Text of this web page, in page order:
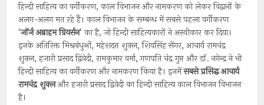
हिन्दी साहित्य का वर्गीकरण, काल विभाजन और नामकरण को लेकर विद्वानों के
अलग-अलग मत रहे हैं। काल विभाजन के सम्बन्ध में सबसे पहला वर्गीकरण
‘जॉर्ज अब्राहम ग्रियर्सन‘ का है, जो हिन्दी साहित्यकारों ने अस्वीकार कर दिया।
इनके अतिरिक्त मिश्रबंधुओं, महेशदत्त शुक्ल, शिवसिंह सेंगर, आचार्य रामचंद्र
शुक्ल, हजारी प्रसाद द्विवेदी, रामकुमार वर्मा, गणपति चंद्र गुप्त और डॉ. नगेन्द्र ने भी
हिन्दी साहित्य का वर्गीकरण और नामकरण किया है। इनमेंसबसे प्रसिद्ध आचार्य
रामचंद्र शुक्लऔर हजारी प्रसाद द्विवेदी का हिन्दी साहित्य काल विभाजन विभाजन
है।